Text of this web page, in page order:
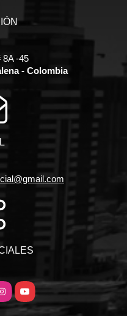
8A -45
- Colombia
YouTube